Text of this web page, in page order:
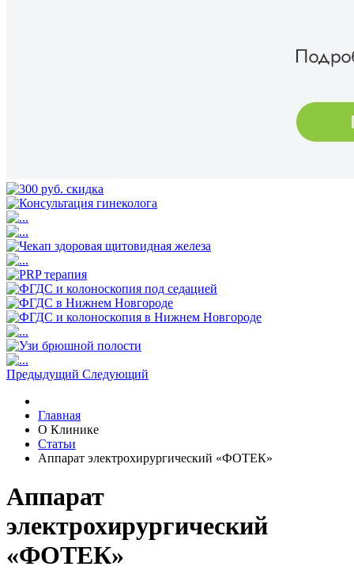
Предыдущий Следующий
Главная
О Клинике
Статьи
Аппарат электрохирургический «ФОТЕК»
Аппарат
электрохирургический
«ФОТЕК»